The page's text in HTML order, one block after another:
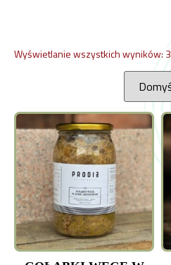
Wyświetlanie wszystkich wyników: 3